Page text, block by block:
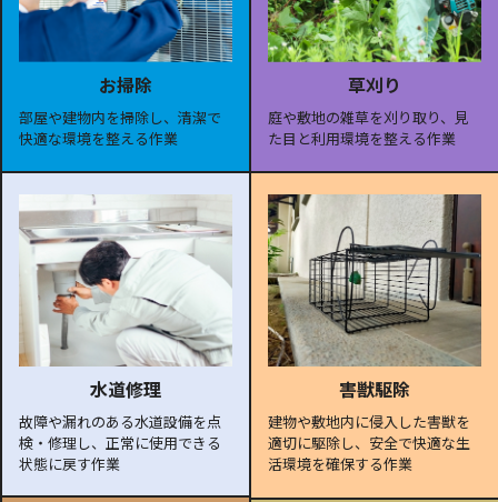
お掃除
部屋や建物内を掃除し、清潔で
快適な環境を整える作業
草刈り
庭や敷地の雑草を刈り取り、見
た目と利用環境を整える作業
水道修理
故障や漏れのある水道設備を点
検・修理し、正常に使用できる
状態に戻す作業
害獣駆除
建物や敷地内に侵入した害獣を
適切に駆除し、安全で快適な生
活環境を確保する作業